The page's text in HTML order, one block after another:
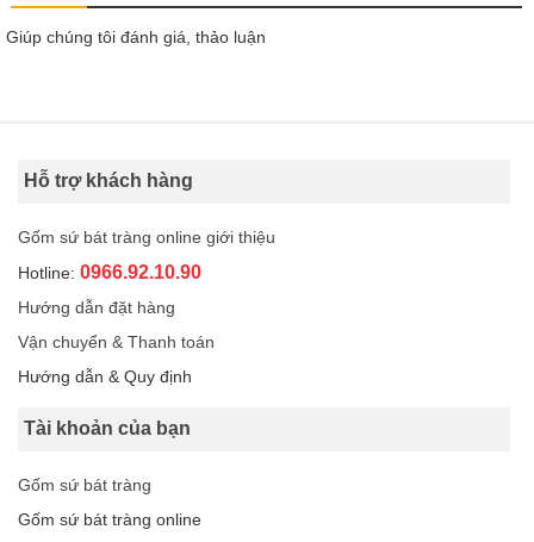
Giúp chúng tôi đánh giá, thảo luận
Hỗ trợ khách hàng
Gốm sứ bát tràng online giới thiệu
Hotline: 0966.92.10.90
Hướng dẫn đặt hàng
Vận chuyển & Thanh toán
Hướng dẫn & Quy định
Tài khoản của bạn
Gốm sứ bát tràng
Gốm sứ bát tràng online